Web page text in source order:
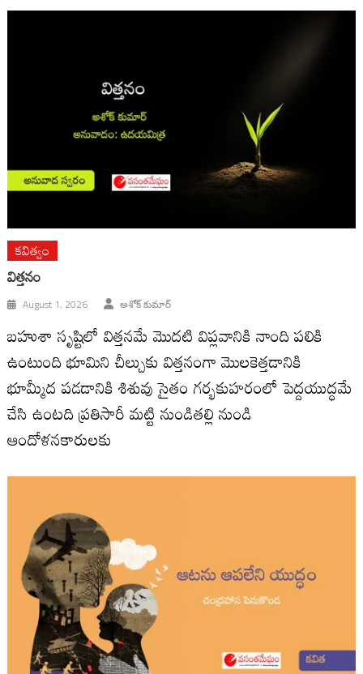
కవిత్వం
విత్తనం
August 1, 2026 అశోక్ కుమార్
బహుశా సృష్టిలో విత్తనమే మొదటి విప్లవానికి నాంది పలికి
ఉంటుంది భూమిని చీల్చుకు విత్తనంగా మొలకెత్తడానికి
భూమ్మీద పడడానికి శిశువు సైతం గర్భకుహరంలో పెద్దయుద్ధమే
చేసి ఉంటది ప్రతిసారీ మట్టి నుండితల్లి నుండి
ఆందోళనకారులకు